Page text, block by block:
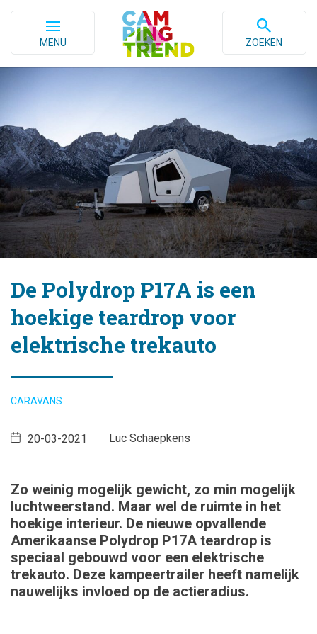
MENU ZOEKEN
De Polydrop P17A is een
hoekige teardrop voor
elektrische trekauto
CARAVANS
Luc Schaepkens
20-03-2021
Zo weinig mogelijk gewicht, zo min mogelijk
luchtweerstand. Maar wel de ruimte in het
hoekige interieur. De nieuwe opvallende
Amerikaanse Polydrop P17A teardrop is
speciaal gebouwd voor een elektrische
trekauto. Deze kampeertrailer heeft namelijk
nauwelijks invloed op de actieradius.